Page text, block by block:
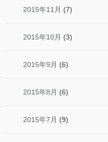
2015年11月 (7)
2015年10月 (3)
2015年9月 (6)
2015年8月 (6)
2015年7月 (9)